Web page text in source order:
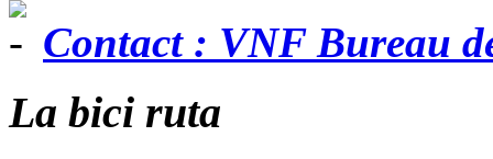
Contact : VNF Bureau
La bici ruta